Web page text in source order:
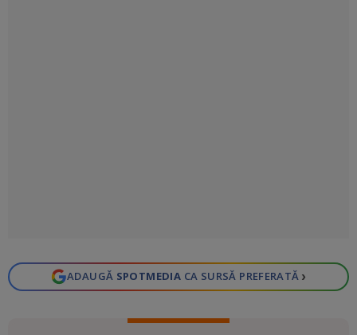
ADAUGĂ SPOTMEDIA CA SURSĂ PREFERATĂ ›